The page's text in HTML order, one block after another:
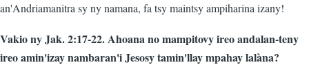
an'Andriamanitra sy ny namana, fa tsy maintsy ampiharina izany!
Vakio ny Jak. 2:17-22. Ahoana no mampitovy ireo andalan-teny
ireo amin'izay nambaran'i Jesosy tamin'llay mpahay lalàna?